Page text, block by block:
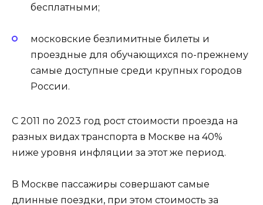
бесплатными;
московские безлимитные билеты и
проездные для обучающихся по-прежнему
самые доступные среди крупных городов
России.
С 2011 по 2023 год рост стоимости проезда на
разных видах транспорта в Москве на 40%
ниже уровня инфляции за этот же период.
В Москве пассажиры совершают самые
длинные поездки, при этом стоимость за